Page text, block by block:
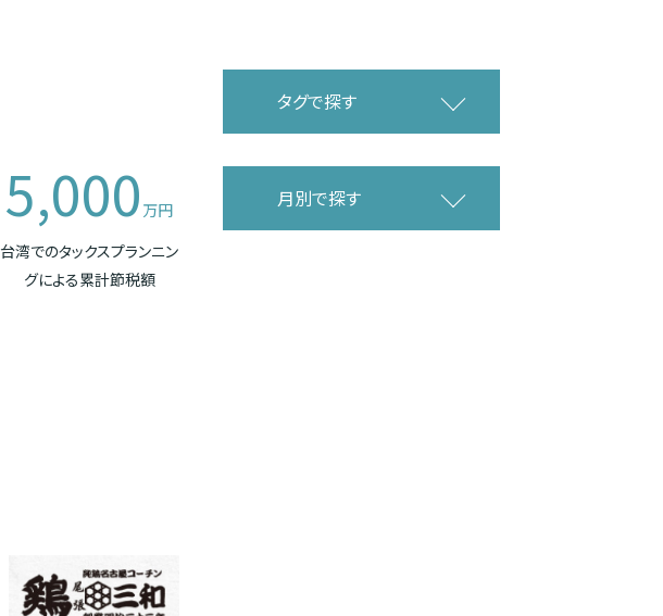
5,000 万円
台湾でのタックスプランニン
グによる累計節税額
タグで探す
月別で探す